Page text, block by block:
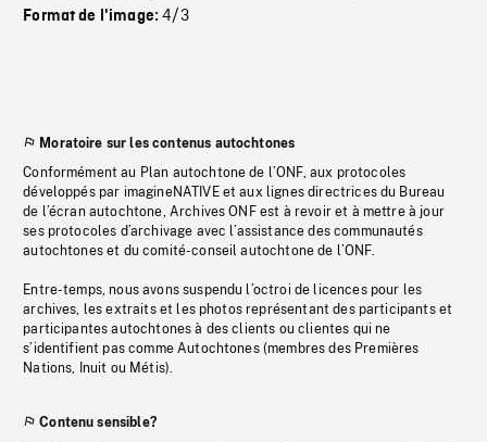
Format de l'image:4/3
Moratoire sur les contenus autochtones
Conformément au Plan autochtone de l’ONF, aux protocoles
développés par imagineNATIVE et aux lignes directrices du Bureau
de l’écran autochtone, Archives ONF est à revoir et à mettre à jour
ses protocoles d’archivage avec l’assistance des communautés
autochtones et du comité-conseil autochtone de l’ONF.
Entre-temps, nous avons suspendu l’octroi de licences pour les
archives, les extraits et les photos représentant des participants et
participantes autochtones à des clients ou clientes qui ne
s’identifient pas comme Autochtones (membres des Premières
Nations, Inuit ou Métis).
Contenu sensible?